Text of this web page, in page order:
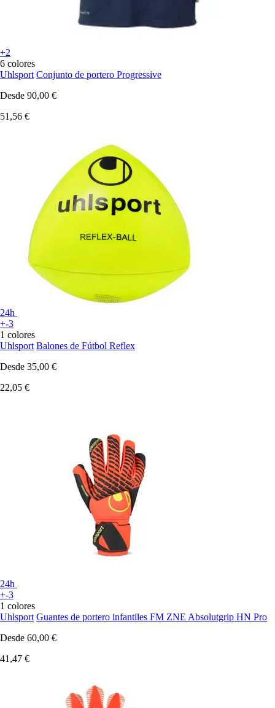
+2
6 colores
Uhlsport Conjunto de portero Progressive
Desde 90,00 €
51,56 €
24h
+-3
1 colores
Uhlsport Balones de Fútbol Reflex
Desde 35,00 €
22,05 €
24h
+-3
1 colores
Uhlsport Guantes de portero infantiles FM ZNE Absolutgrip HN Pro
Desde 60,00 €
41,47 €